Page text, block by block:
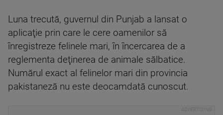
Luna trecută, guvernul din Punjab a lansat o
aplicaţie prin care le cere oamenilor să
înregistreze felinele mari, în încercarea de a
reglementa deţinerea de animale sălbatice.
Numărul exact al felinelor mari din provincia
pakistaneză nu este deocamdată cunoscut.